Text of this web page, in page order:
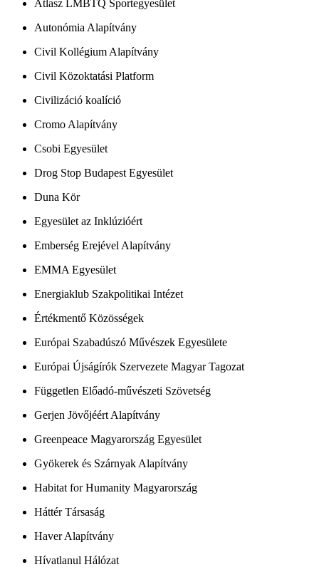
Atlasz LMBTQ Sportegyesület
Autonómia Alapítvány
Civil Kollégium Alapítvány
Civil Közoktatási Platform
Civilizáció koalíció
Cromo Alapítvány
Csobi Egyesület
Drog Stop Budapest Egyesület
Duna Kör
Egyesület az Inklúzióért
Emberség Erejével Alapítvány
EMMA Egyesület
Energiaklub Szakpolitikai Intézet
Értékmentő Közösségek
Európai Szabadúszó Művészek Egyesülete
Európai Újságírók Szervezete Magyar Tagozat
Független Előadó-művészeti Szövetség
Gerjen Jövőjéért Alapítvány
Greenpeace Magyarország Egyesület
Gyökerek és Szárnyak Alapítvány
Habitat for Humanity Magyarország
Háttér Társaság
Haver Alapítvány
Hívatlanul Hálózat